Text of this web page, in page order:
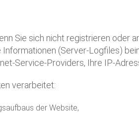
Sie sich nicht registrieren
(Server-Logfiles)
Service-Providers, Ihre IP-
verarbeitet:
der Website,